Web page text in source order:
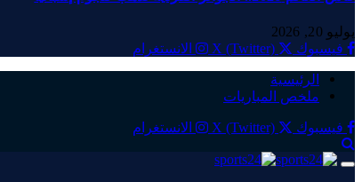
يوليو 20, 2026
فيسبوك
X (Twitter) الانستغرام
الرئيسية
ملخص المباريات
فيسبوك X (Twitter) الانستغرام